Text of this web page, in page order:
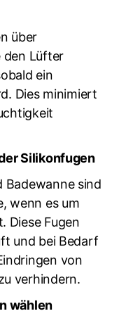
über
den Lüfter
ein
Dies minimiert
Silikonfugen
Badewanne sind
wenn es um
Diese Fugen
und bei Bedarf
von
verhindern.
wählen